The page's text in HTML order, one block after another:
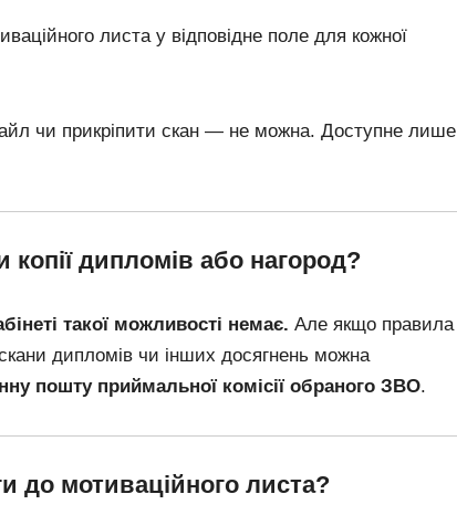
листа у відповідне поле для кожної
чи прикріпити скан — не можна. Доступне лише
дипломів або нагород?
такої можливості немає. Але якщо правила
дипломів чи інших досягнень можна
пошту приймальної комісії обраного ЗВО.
до мотиваційного листа?